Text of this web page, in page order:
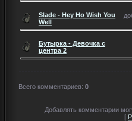
Slade - Hey Ho Wish You
Well
Бутырка - Девочка с
центра 2
Всего комментариев: 0
Добавлять комментарии
[